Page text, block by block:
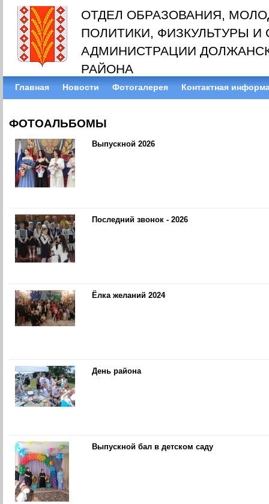
ОТДЕЛ ОБРАЗОВАНИЯ,
ПОЛИТИКИ, ФИЗКУЛЬТУРЫ И
АДМИНИСТРАЦИИ
РАЙОНА
Главная Новости Фотогалерея Контактная
ФОТОАЛЬБОМЫ
Выпускной 2026
Последний звонок - 2026
Ёлка желаний 2024
День района
Выпускной бал в детском саду